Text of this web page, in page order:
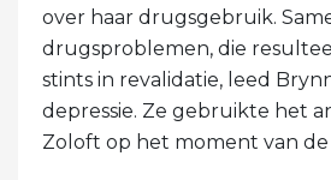
over haar drugsgebruik.
drugsproblemen, die
stints in revalidatie, leed
depressie. Ze gebruikte het
Zoloft op het moment van de